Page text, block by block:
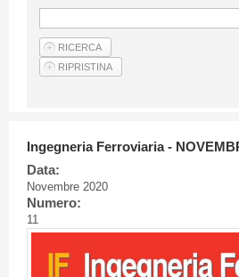
Privacy Policy
Articoli
Ingegneria Ferroviaria -
Data:
Novembre 2020
Numero:
11